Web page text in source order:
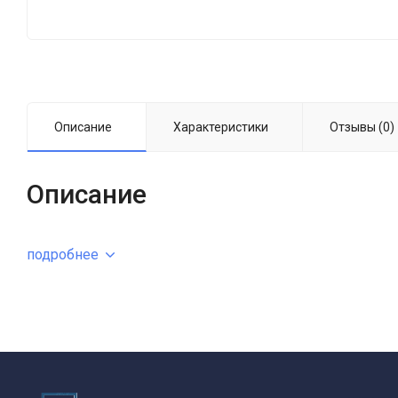
Описание Характеристики Отзывы (0)
Описание
подробнее